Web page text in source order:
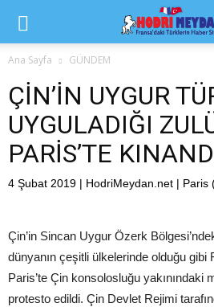
Ana Sayfa GÜNDEM
ÇİN’İN UYGUR
UYGULADIĞI
PARİS’TE
4 Şubat 2019 | HodriMeydan.net | Paris
Çin’in Sincan Uygur Özerk
dünyanın çeşitli ülkelerinde olduğu gibi
Paris’te Çin konsolosluğu yakınındaki
protesto edildi. Çin Devlet Rejimi